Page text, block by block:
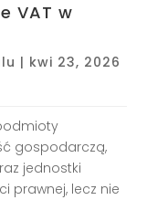
VAT w
| kwi 23, 2026
gospodarczą,
jednostki
prawnej, lecz nie